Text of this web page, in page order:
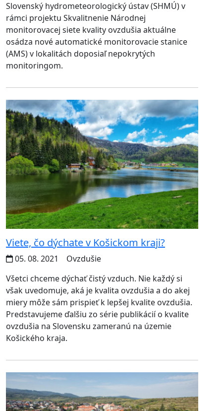
Slovenský hydrometeorologický ústav (SHMÚ) v
rámci projektu Skvalitnenie Národnej
monitorovacej siete kvality ovzdušia aktuálne
osádza nové automatické monitorovacie stanice
(AMS) v lokalitách doposiaľ nepokrytých
monitoringom.
Viete, čo dýchate v Košickom kraji?
05. 08. 2021
Ovzdušie
Všetci chceme dýchať čistý vzduch. Nie každý si
však uvedomuje, aká je kvalita ovzdušia a do akej
miery môže sám prispieť k lepšej kvalite ovzdušia.
Predstavujeme ďalšiu zo série publikácií o kvalite
ovzdušia na Slovensku zameranú na územie
Košického kraja.